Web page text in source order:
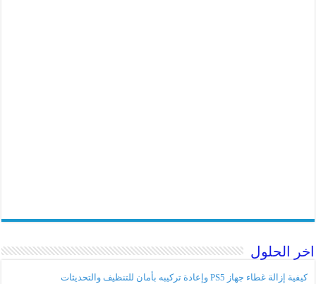
اخر الحلول
كيفية إزالة غطاء جهاز PS5 وإعادة تركيبه بأمان للتنظيف والتحديثات